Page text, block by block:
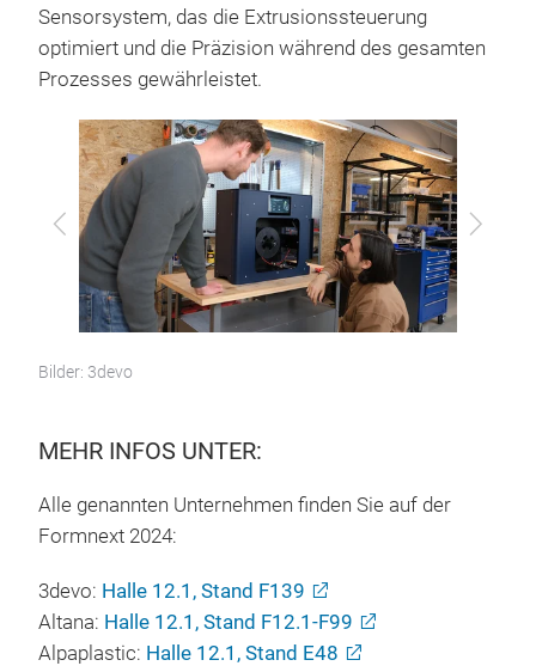
Sensorsystem, das die Extrusionssteuerung
optimiert und die Präzision während des gesamten
Prozesses gewährleistet.
Zurück Vor
Bilder: 3devo
MEHR INFOS UNTER:
Alle genannten Unternehmen finden Sie auf der
Formnext 2024:
3devo: Halle 12.1, Stand F139
Altana: Halle 12.1, Stand F12.1-F99
Alpaplastic: Halle 12.1, Stand E48